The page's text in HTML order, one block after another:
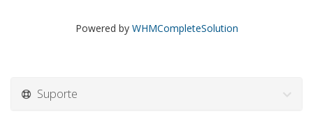
Powered by WHMCompleteSolution
Suporte